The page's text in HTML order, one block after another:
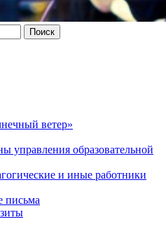
ветер»
управления образовательной
и иные работники
письма